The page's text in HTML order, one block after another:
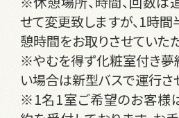
せて変更致しますが、1時
憩時間をお取りさせていた
※やむを得ず化粧室付き夢
い場合は新型バスで運行さ
※1名1室ご希望のお客様